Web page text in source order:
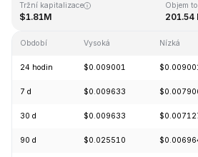
Tržní kapitalizace
$1.81M
Objem
201.54
Období Vysoká Nízká
24 hodin $0.009001
7 d $0.009633
30 d $0.009633
90 d $0.025510